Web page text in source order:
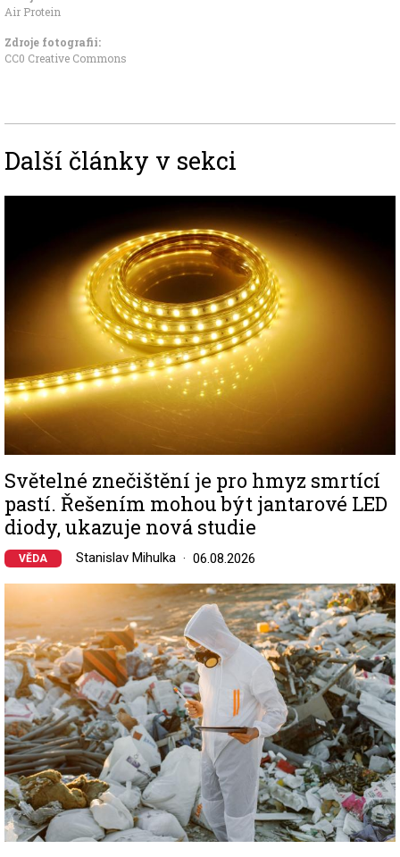
Air Protein
Zdroje fotografii:
CC0 Creative Commons
Další články v sekci
Světelné znečištění je pro hmyz smrtící
pastí. Řešením mohou být jantarové LED
diody, ukazuje nová studie
VĚDA Stanislav Mihulka 06.08.2026
Image